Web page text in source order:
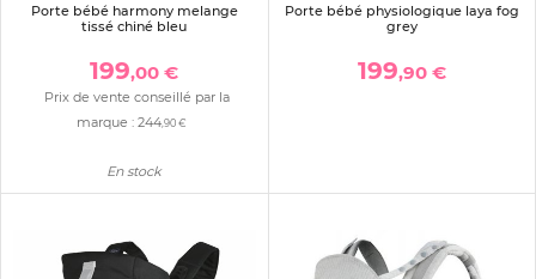
Porte bébé harmony melange
tissé chiné bleu
199,00 €
Prix de vente conseillé par la
marque :244,90 €
En stock
Porte bébé physiologique laya fog
grey
199,90 €